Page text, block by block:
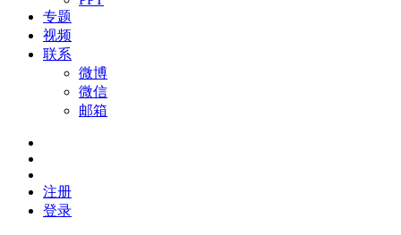
专题
视频
联系
微博
微信
邮箱
注册
登录